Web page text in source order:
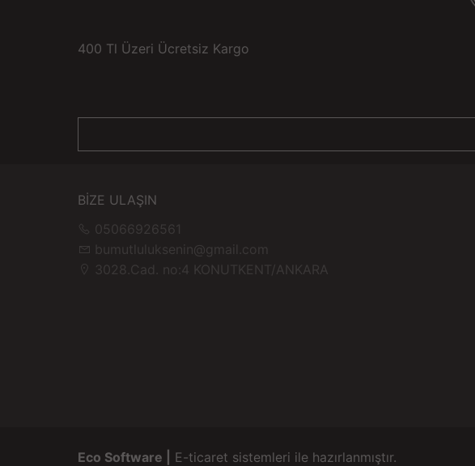
400 Tl Üzeri Ücretsiz Kargo
BİZE ULAŞIN
05066926561
bumutluluksenin@gmail.com
3028.Cad. no:4 KONUTKENT/ANKARA
Eco Software | E-ticaret sistemleri ile hazırlanmıştır.